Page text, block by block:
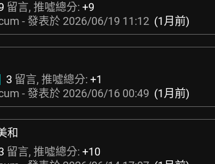
留言, 推噓總分: +9
- 發表於 2026/06/19 11:12 (1月前)
3 留言, 推噓總分: +1
- 發表於 2026/06/16 00:49 (1月前)
和
留言, 推噓總分: +10